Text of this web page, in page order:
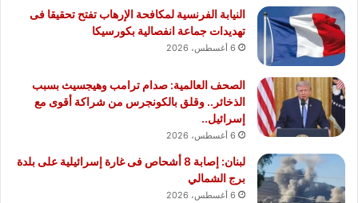
النيابة الفرنسية لمكافحة الإرهاب تفتح تحقيقا فى
تهديدات جماعة انفصالية بكورسيكا
6 أغسطس، 2026
الصحف العالمية: صدام ترامب وهيجسيث بسبب
الذخائر.. وقلق بالكونجرس من شراكة أقوى مع
إسرائيل..
6 أغسطس، 2026
لبنان: إصابة 8 أشحاص فى غارة إسرائيلية على بلدة
برج الشمالي
6 أغسطس، 2026